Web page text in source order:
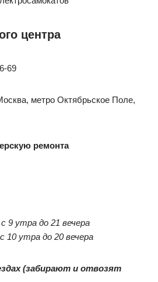
центра
69
метро Октябрьское Поле,
ремонта
9 утра до 21 вечера
10 утра до 20 вечера
(забирают и отвозят